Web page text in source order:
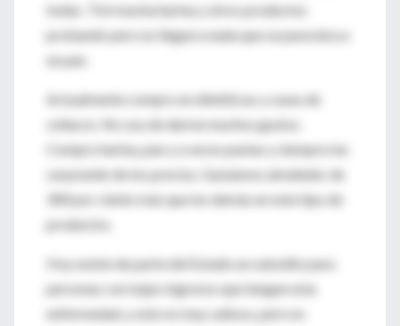
todas. Tiré mucha harina y otros productos
probando pero no llegué a nada que se pareciera a
un pan.
Actualmente compro en dietéticas y casas de
celíacos. No soy de darme muchos gustos.
Compro harina, pan y a veces pastas y siempre me
sorprendo de los precios. Gastamos alrededor de
300 por ciento más que los demás en este tipo de
productos.
Hoy existe de parte del Estado un subsidio para
personas con bajos ingresos que tengan esta
enfermedad, y esto es muy valioso, pero no